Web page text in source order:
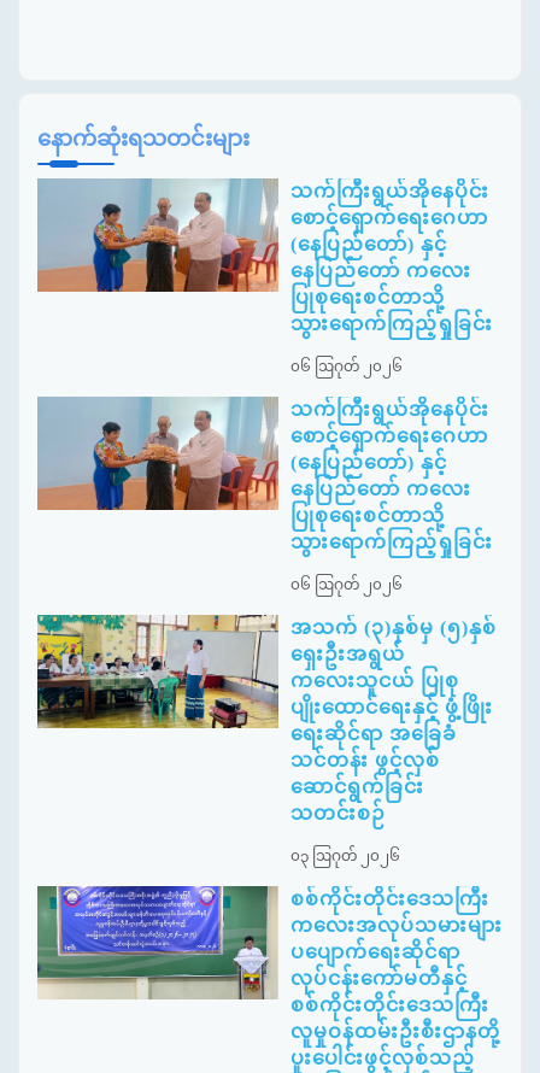
နောက်ဆုံးရသတင်းများ
သက်ကြီးရွယ်အိုနေပိုင်း
စောင့်ရှောက်ရေးဂေဟာ
(နေပြည်တော်) နှင့်
နေပြည်တော် ကလေး
ပြုစုရေးစင်တာသို့
သွားရောက်ကြည့်ရှုခြင်း
၀၆ ဩဂုတ် ၂၀၂၆
သက်ကြီးရွယ်အိုနေပိုင်း
စောင့်ရှောက်ရေးဂေဟာ
(နေပြည်တော်) နှင့်
နေပြည်တော် ကလေး
ပြုစုရေးစင်တာသို့
သွားရောက်ကြည့်ရှုခြင်း
၀၆ ဩဂုတ် ၂၀၂၆
အသက် (၃)နှစ်မှ (၅)နှစ်
ရှေးဦးအရွယ်
ကလေးသူငယ် ပြုစု
ပျိုးထောင်ရေးနှင့် ဖွံ့ဖြိုး
ရေးဆိုင်ရာ အခြေခံ
သင်တန်း ဖွင့်လှစ်
ဆောင်ရွက်ခြင်း
သတင်းစဉ်
၀၃ ဩဂုတ် ၂၀၂၆
စစ်ကိုင်းတိုင်းဒေသကြီး
ကလေးအလုပ်သမားများ
ပပျောက်ရေးဆိုင်ရာ
လုပ်ငန်းကော်မတီနှင့်
စစ်ကိုင်းတိုင်းဒေသကြီး
လူမှုဝန်ထမ်းဦးစီးဌာနတို့
ပူးပေါင်းဖွင့်လှစ်သည့်